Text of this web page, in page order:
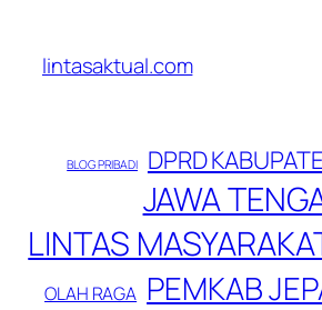
konten
lintasaktual.com
BLOG PRIBADI DPRD
JAWA
LINTAS
OLAH RAGA PEMKAB